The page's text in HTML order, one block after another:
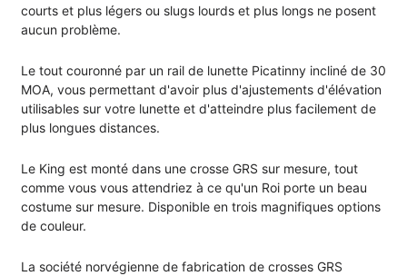
courts et plus légers ou slugs lourds et plus longs ne posent
aucun problème.
Le tout couronné par un rail de lunette Picatinny incliné de 30
MOA, vous permettant d'avoir plus d'ajustements d'élévation
utilisables sur votre lunette et d'atteindre plus facilement de
plus longues distances.
Le King est monté dans une crosse GRS sur mesure, tout
comme vous vous attendriez à ce qu'un Roi porte un beau
costume sur mesure. Disponible en trois magnifiques options
de couleur.
La société norvégienne de fabrication de crosses GRS